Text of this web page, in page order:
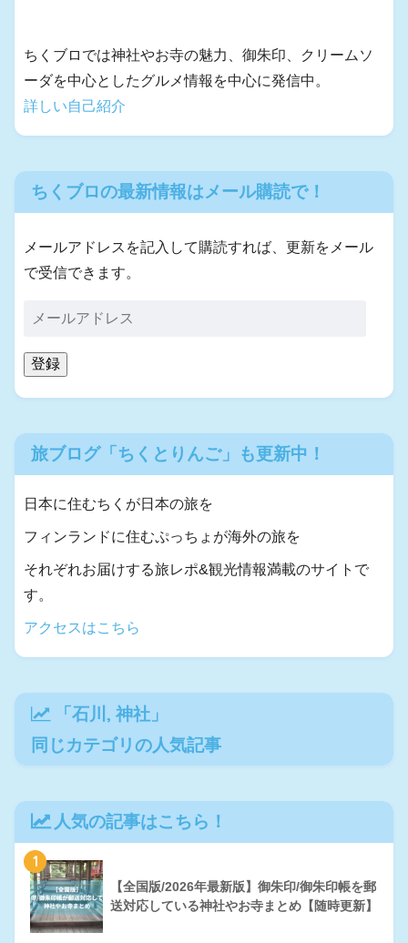
ちくブロでは神社やお寺の魅力、御朱印、クリームソ
ーダを中心としたグルメ情報を中心に発信中。
詳しい自己紹介
ちくブロの最新情報はメール購読で！
メールアドレスを記入して購読すれば、更新をメール
で受信できます。
登録
旅ブログ「ちくとりんご」も更新中！
日本に住むちくが日本の旅を
フィンランドに住むぷっちょが海外の旅を
それぞれお届けする旅レポ&観光情報満載のサイトで
す。
アクセスはこちら
「石川 , 神社 」
同じカテゴリの人気記事
人気の記事はこちら！
1
【全国版/2026年最新版】御朱印/御朱印帳を郵
送対応している神社やお寺まとめ【随時更新】